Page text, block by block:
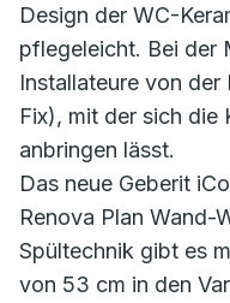
Design der WC-
pflegeleicht. Bei der
Installateure von
Fix), mit der sich die
anbringen lässt.
Das neue Geberit
Renova Plan Wand-
Spültechnik gibt es
von 53 cm in den